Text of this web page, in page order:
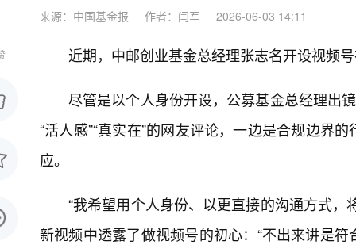
来源：中国基金报 作者：闫军 2026-06-03 14:11
近期，中邮创业基金总经理张志名开设视频
尽管是以个人身份开设，公募基金总经理出
“活人感”“真实在”的网友评论，一边是合规边界
应。
“我希望用个人身份、以更直接的沟通方式
新视频中透露了做视频号的初心：“不出来讲是